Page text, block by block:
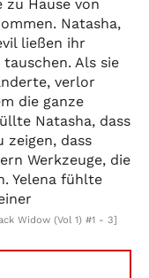
Hause von
Natasha,
ließen ihr
Als sie
verlor
die ganze
Natasha, dass
zeigen, dass
Werkzeuge, die
Yelena fühlte
Widow (Vol 1) #1 - 3]